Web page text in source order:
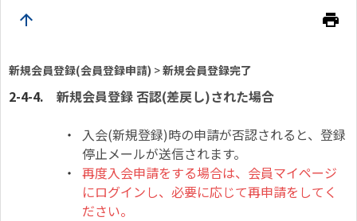
arrow_upward print
新規会員登録(会員登録申請) >新規会員登録完了
新規会員登録 否認(差戻し)された場合
入会(新規登録)時の申請が否認されると、登録
停止メールが送信されます。
再度入会申請をする場合は、会員マイページ
にログインし、必要に応じて再申請をしてく
ださい。